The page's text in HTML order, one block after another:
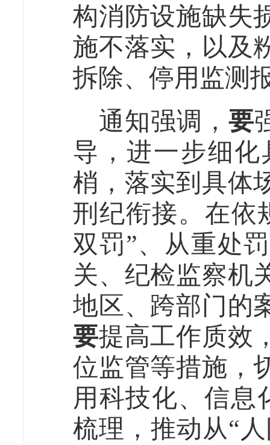
构消防设施缺失
施不落实，以及
拆除、停用监测
通知强调， 要
导，进一步细
梢，落实到具体
刑纪衔接。在依
双罚”、从重处
关、纪检监察机
地区、跨部门的
要提高工作质效
位监管等措施，
用科技化、信息
梳理，推动从“